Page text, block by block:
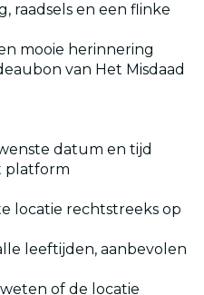
raadsels en een flinke
mooie herinnering
van Het Misdaad
datum en tijd
platform
locatie rechtstreeks op
leeftijden, aanbevolen
of de locatie